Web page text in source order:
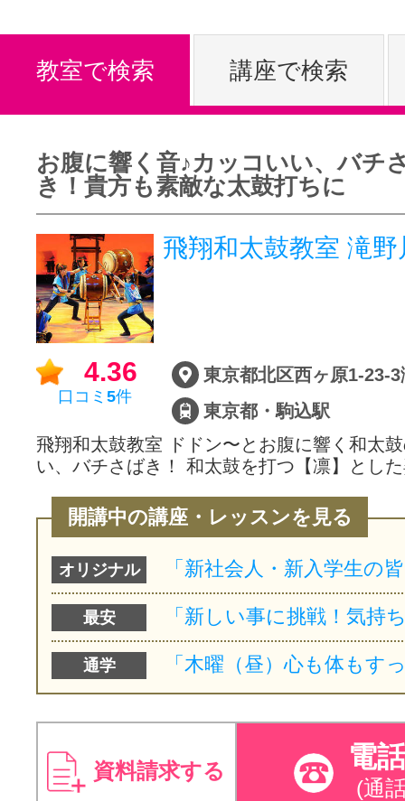
やりたいこ
特集をみる
グッドスク
サイトマッ
教室で検索 講座で検索
お腹に響く音♪カッコいい、バチ
き！貴方も素敵な太鼓打ちに
飛翔和太鼓教室 滝野
4.36
口コミ 5件
東京都北区西ヶ原1-23-
東京都・駒込駅
飛翔和太鼓教室 ドドン〜とお腹に響く和太
い、バチさばき！ 和太鼓を打つ【凛】とし
開講中の講座・レッスンを見る
オリジナル
最安
通学
資料請求する 電
(通